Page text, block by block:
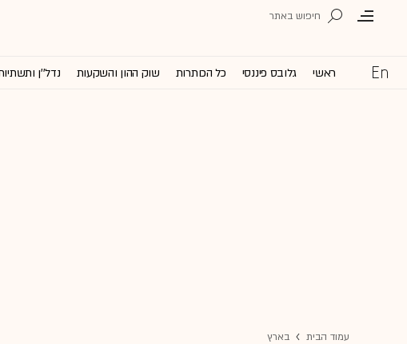
ראשי גלובס פיננסי כל הכותרות שוק ההון והשקעות נדל''ן
עמוד הבית בארץ